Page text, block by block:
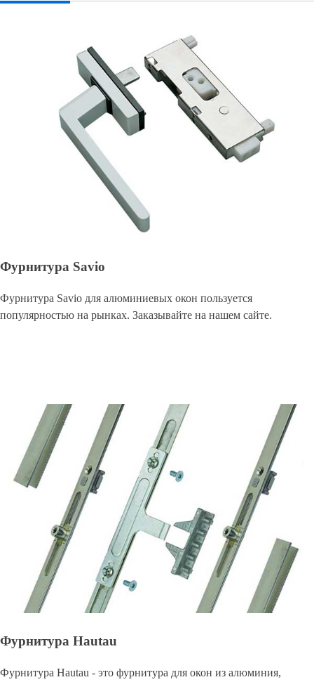
Фурнитура Savio
Фурнитура Savio для алюминиевых окон пользуется
популярностью на рынках. Заказывайте на нашем сайте.
Фурнитура Hautau
Фурнитура Hautau - это фурнитура для окон из алюминия,